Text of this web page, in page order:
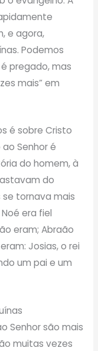
e agora,
Podemos
pregado, mas
mais” em
é sobre Cristo
Senhor é
do homem, à
do
se tornava mais
era fiel
eram; Abraão
Josias, o rei
um pai e um
Senhor são mais
muitas vezes